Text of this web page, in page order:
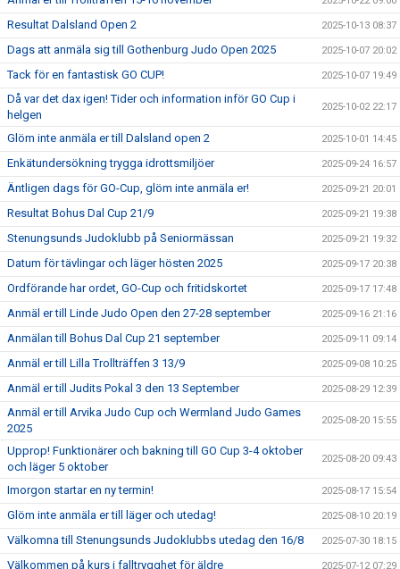
Resultat Dalsland Open 2 2025-10-13 08:37
Dags att anmäla sig till Gothenburg Judo Open 2025 2025-10-07 20:02
Tack för en fantastisk GO CUP! 2025-10-07 19:49
Då var det dax igen! Tider och information inför GO Cup i
helgen
2025-10-02 22:17
Glöm inte anmäla er till Dalsland open 2 2025-10-01 14:45
Enkätundersökning trygga idrottsmiljöer 2025-09-24 16:57
Äntligen dags för GO-Cup, glöm inte anmäla er! 2025-09-21 20:01
Resultat Bohus Dal Cup 21/9 2025-09-21 19:38
Stenungsunds Judoklubb på Seniormässan 2025-09-21 19:32
Datum för tävlingar och läger hösten 2025 2025-09-17 20:38
Ordförande har ordet, GO-Cup och fritidskortet 2025-09-17 17:48
Anmäl er till Linde Judo Open den 27-28 september 2025-09-16 21:16
Anmälan till Bohus Dal Cup 21 september 2025-09-11 09:14
Anmäl er till Lilla Trollträffen 3 13/9 2025-09-08 10:25
Anmäl er till Judits Pokal 3 den 13 September 2025-08-29 12:39
Anmäl er till Arvika Judo Cup och Wermland Judo Games
2025
2025-08-20 15:55
Upprop! Funktionärer och bakning till GO Cup 3-4 oktober
och läger 5 oktober
2025-08-20 09:43
Imorgon startar en ny termin! 2025-08-17 15:54
Glöm inte anmäla er till läger och utedag! 2025-08-10 20:19
Välkomna till Stenungsunds Judoklubbs utedag den 16/8 2025-07-30 18:15
Välkommen på kurs i falltrygghet för äldre 2025-07-12 07:29